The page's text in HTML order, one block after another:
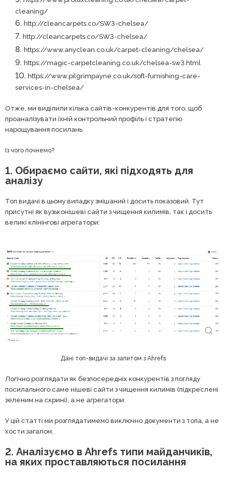
cleaning/
http://cleancarpets.co/SW3-chelsea/
http://cleancarpets.co/SW3-chelsea/
https://www.anyclean.co.uk/carpet-cleaning/chelsea/
https://magic-carpetcleaning.co.uk/chelsea-sw3.html
https://www.pilgrimpayne.co.uk/soft-furnishing-care-
services-in-chelsea/
Отже, ми виділили кілька сайтів-конкурентів для того, щоб
проаналізувати їхній контрольний профіль і стратегію
нарощування посилань.
Із чого почнемо?
1. Обираємо сайти, які підходять для
аналізу
Топ видачі в цьому випадку змішаний і досить показовий. Тут
присутні як вузьконішеві сайти з чищення килимів, так і досить
великі клінінгові агрегатори:
Дані топ-видачі за запитом з Ahrefs
Логічно розглядати як безпосередніх конкурентів з погляду
посилального саме нішеві сайти з чищення килимів (підкреслені
зеленим на скрині), а не агрегатори.
У цій статті ми розглядатимемо виключно документи з топа, а не
хости загалом.
2. Аналізуємо в Ahrefs типи майданчиків,
на яких проставляються посилання